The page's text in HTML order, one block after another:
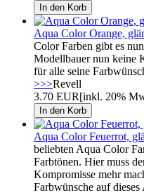
Aqua Color Orange,
Color Farben gibt es
Modellbauer nun keine
für alle seine
>>>Revell
3.70 EUR[inkl. 20%
Aqua Color Feuerrot,
beliebten Aqua Color
Farbtönen. Hier muss
Kompromisse mehr
Farbwünsche auf